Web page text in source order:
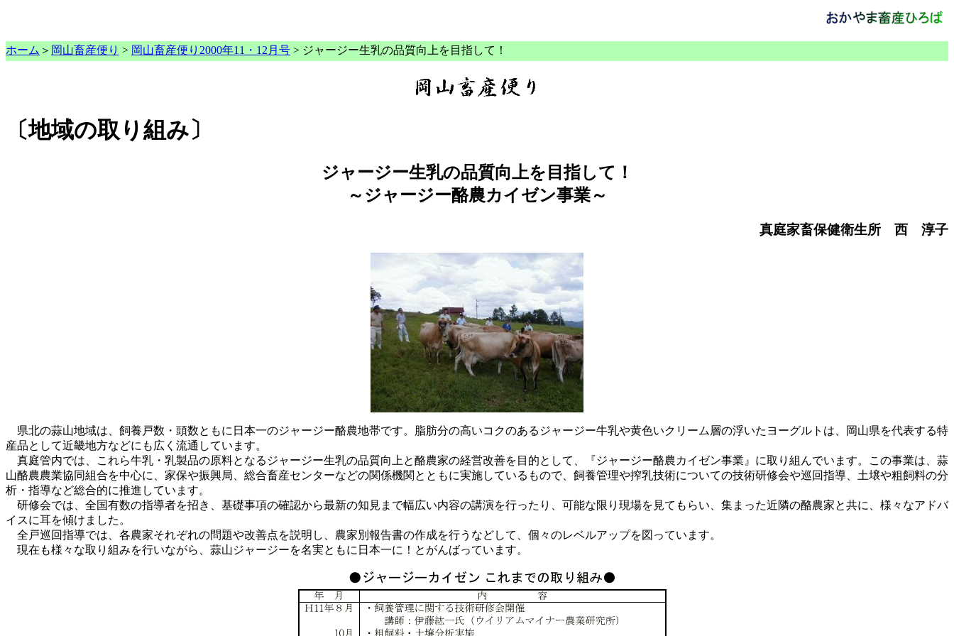
ホーム ＞ 岡山畜産便り > 岡山畜産便り2000年11・12月号 > ジャージー生乳の品質向上を目指して！
〔地域の取り組み〕
ジャージー生乳の品質向上を目指して！
～ジャージー酪農カイゼン事業～
真庭家畜保健衛生所 西 淳子
県北の蒜山地域は、飼養戸数・頭数ともに日本一のジャージー酪農地帯です。脂肪分の高いコクのあるジャージー牛乳や黄色いクリーム層の浮いたヨーグルトは、岡山県を代表する特
産品として近畿地方などにも広く流通しています。
真庭管内では、これら牛乳・乳製品の原料となるジャージー生乳の品質向上と酪農家の経営改善を目的として、『ジャージー酪農カイゼン事業』に取り組んでいます。この事業は、蒜
山酪農農業協同組合を中心に、家保や振興局、総合畜産センターなどの関係機関とともに実施しているもので、飼養管理や搾乳技術についての技術研修会や巡回指導、土壌や粗飼料の分
析・指導など総合的に推進しています。
研修会では、全国有数の指導者を招き、基礎事項の確認から最新の知見まで幅広い内容の講演を行ったり、可能な限り現場を見てもらい、集まった近隣の酪農家と共に、様々なアドバ
イスに耳を傾けました。
全戸巡回指導では、各農家それぞれの問題や改善点を説明し、農家別報告書の作成を行うなどして、個々のレベルアップを図っています。
現在も様々な取り組みを行いながら、蒜山ジャージーを名実ともに日本一に！とがんばっています。